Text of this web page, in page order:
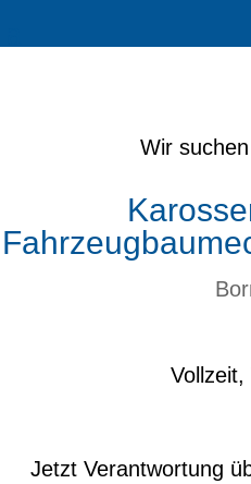
Wir
Vollzeit,
Jetzt Verantwortung